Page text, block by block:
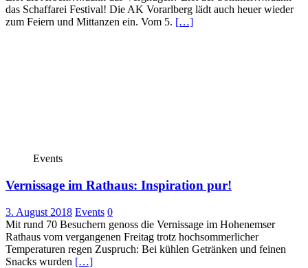
das Schaffarei Festival! Die AK Vorarlberg lädt auch heuer wieder
zum Feiern und Mittanzen ein. Vom 5. […]
Events
Vernissage im Rathaus: Inspiration pur!
3. August 2018 Events 0
Mit rund 70 Besuchern genoss die Vernissage im Hohenemser
Rathaus vom vergangenen Freitag trotz hochsommerlicher
Temperaturen regen Zuspruch: Bei kühlen Getränken und feinen
Snacks wurden […]